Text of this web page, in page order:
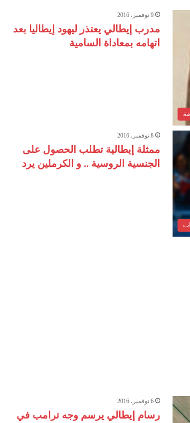
9 نوفمبر، 2016
مدرب إيطالي يعتذر ليهود إيطاليا بعد
اتهامه بمعاداة السامية
8 نوفمبر، 2016
ممثلة إيطالية تطلب الحصول على
الجنسية الروسية .. و الكرملين يرد
6 نوفمبر، 2016
رسام إيطالي يرسم وجه ترامب في